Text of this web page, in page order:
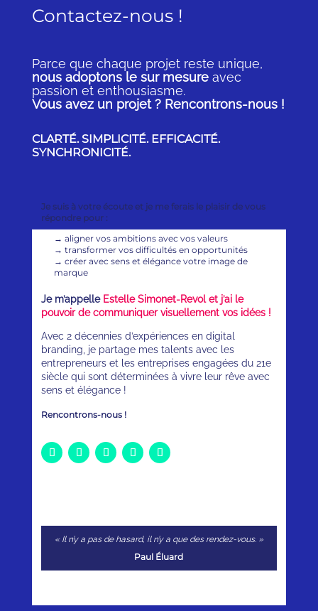
Contactez-nous !
Parce que chaque projet reste unique,
nous adoptons le sur mesureavec
passion et enthousiasme.
Vous avez un projet ? Rencontrons-nous !
CLARTÉ. SIMPLICITÉ. EFFICACITÉ.
SYNCHRONICITÉ.
Je suis à votre écoute et je me ferais le plaisir de vous
répondre pour :
→aligner vos ambitions avec vos valeurs
→transformer vos difficultés en opportunités
→créer avec sens et élégance votre image de
marque
Je m’appelle Estelle Simonet-Revol et j’ai le
pouvoir de communiquer visuellement vos idées !
Avec 2 décennies d’expériences en digital
branding, je partage mes talents avec les
entrepreneurs et les entreprises engagées du 21e
siècle qui sont déterminées à vivre leur rêve avec
sens et élégance !
Rencontrons-nous !
« Il n’y a pas de hasard, il n’y a que des rendez-vous. »
Paul Éluard